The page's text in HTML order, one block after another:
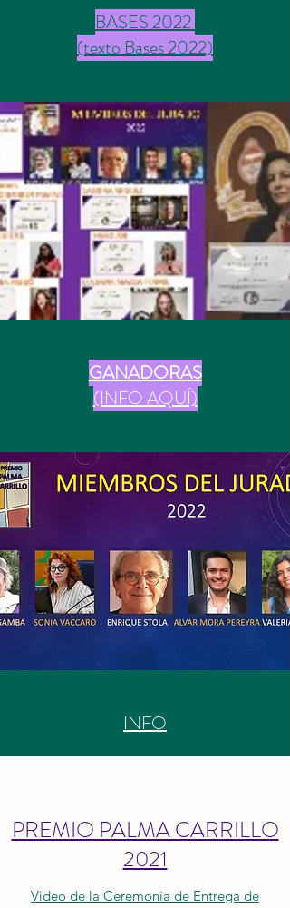
BASES 2022
(texto Bases 2022)
GANADORAS
(INFO AQUÍ)
INFO
PREMIO PALMA CARRILLO
2021
Video de la Ceremonia de Entrega de